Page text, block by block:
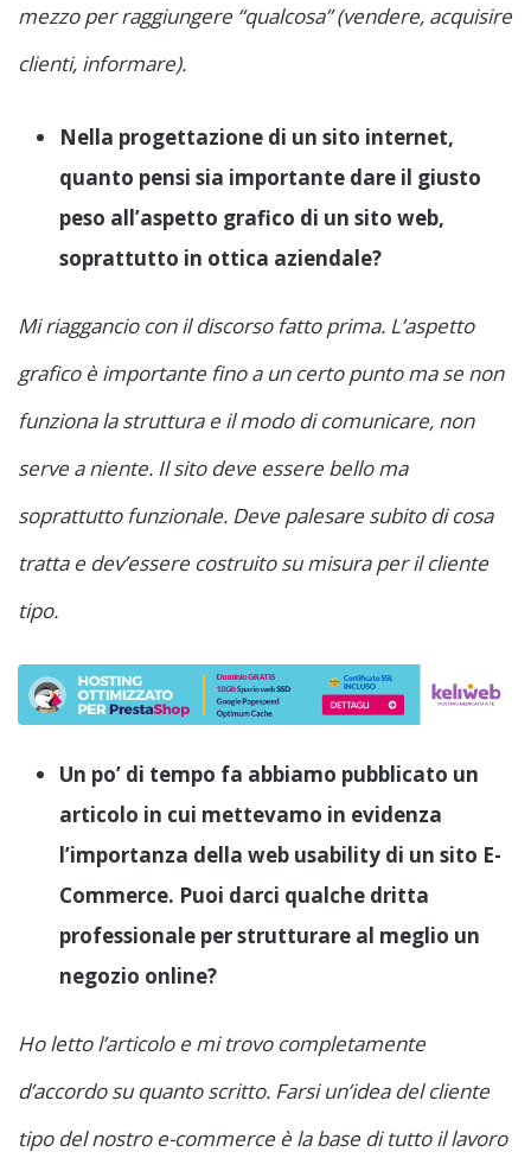
mezzo per raggiungere “qualcosa” (vendere, acquisire
clienti, informare).
Nella progettazione di un sito internet,
quanto pensi sia importante dare il giusto
peso all’aspetto grafico di un sito web,
soprattutto in ottica aziendale?
Mi riaggancio con il discorso fatto prima. L’aspetto
grafico è importante fino a un certo punto ma se non
funziona la struttura e il modo di comunicare, non
serve a niente. Il sito deve essere bello ma
soprattutto funzionale. Deve palesare subito di cosa
tratta e dev’essere costruito su misura per il cliente
tipo.
Un po’ di tempo fa abbiamo pubblicato un
articolo in cui mettevamo in evidenza
l’importanza della web usability di un sito E-
Commerce. Puoi darci qualche dritta
professionale per strutturare al meglio un
negozio online?
Ho letto l’articolo e mi trovo completamente
d’accordo su quanto scritto. Farsi un’idea del cliente
tipo del nostro e-commerce è la base di tutto il lavoro